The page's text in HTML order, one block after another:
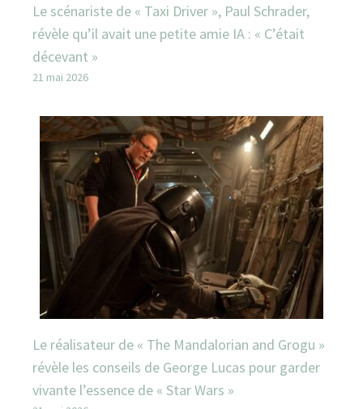
Le scénariste de « Taxi Driver », Paul Schrader,
révèle qu’il avait une petite amie IA : « C’était
décevant »
21 mai 2026
Le réalisateur de « The Mandalorian and Grogu »
révèle les conseils de George Lucas pour garder
vivante l’essence de « Star Wars »